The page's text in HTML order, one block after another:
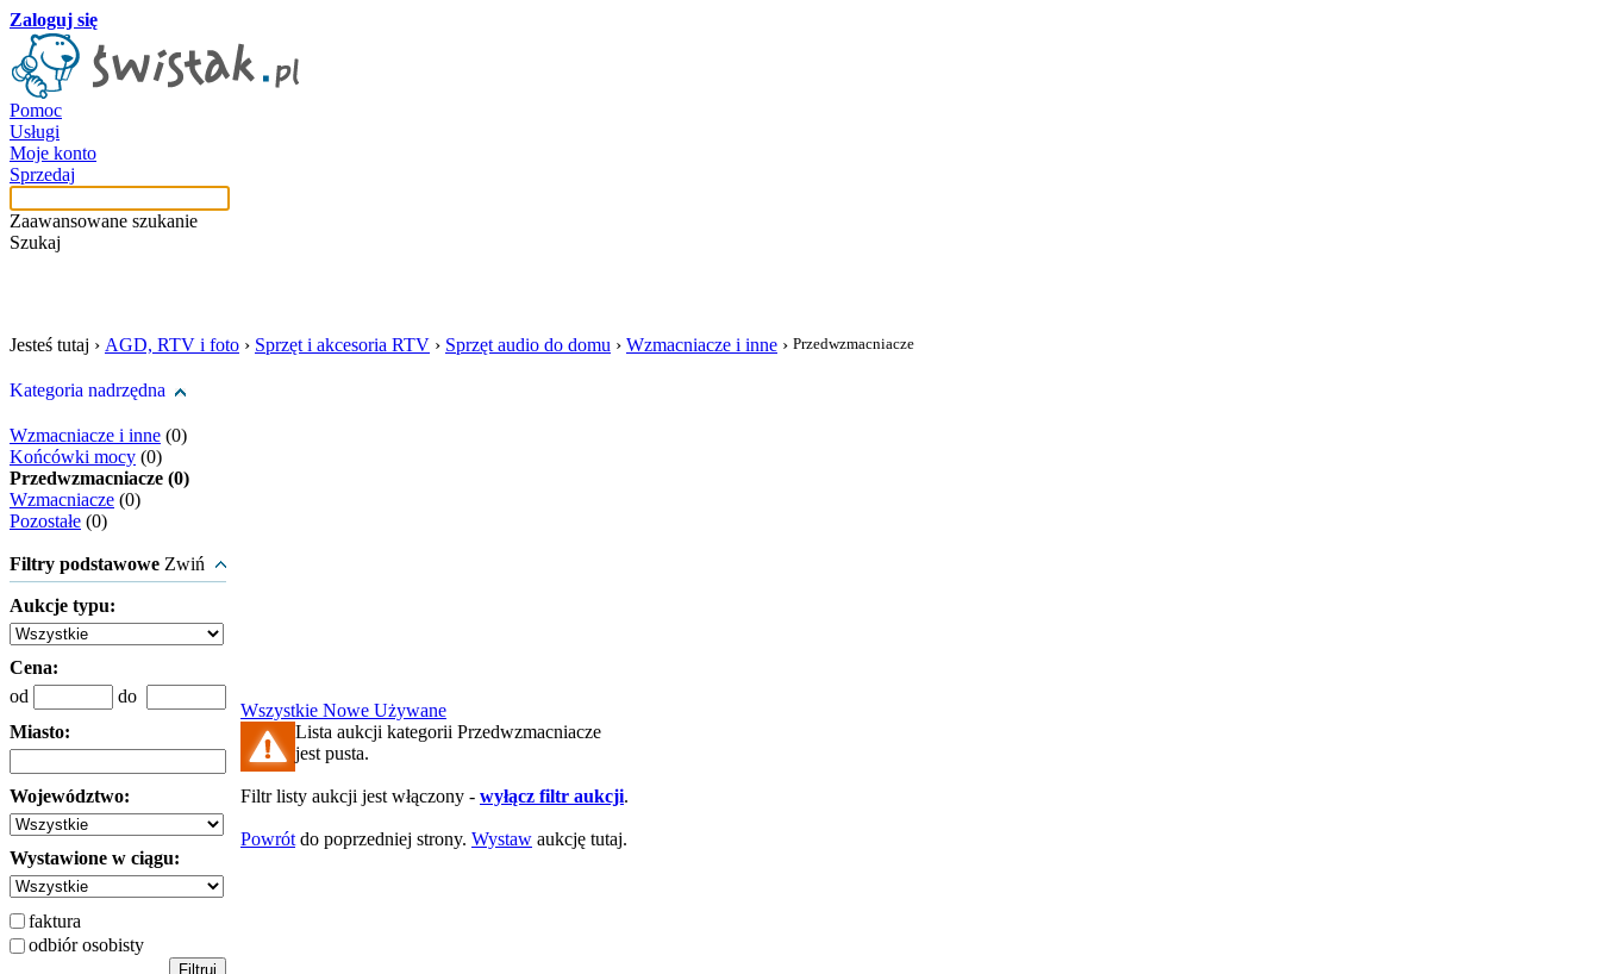
Zaloguj się
Pomoc
Usługi
Moje konto
Sprzedaj
Zaawansowane szukanie
Szukaj
Jesteś tutaj › AGD, RTV i foto › Sprzęt i akcesoria RTV › Sprzęt audio do domu › Wzmacniacze i inne › Przedwzmacniacze
Kategoria nadrzędna
Wzmacniacze i inne (0)
Końcówki mocy (0)
Przedwzmacniacze (0)
Wzmacniacze (0)
Pozostałe (0)
Filtry podstawowe Zwiń
Aukcje typu:
Cena:
od
do
Miasto:
Województwo:
Wystawione w ciągu:
faktura
odbiór osobisty
Wszystkie Nowe Używane
Lista aukcji kategorii Przedwzmacniacze
jest pusta.
Filtr listy aukcji jest włączony - wyłącz filtr aukcji.
Powrót do poprzedniej strony. Wystaw aukcję tutaj.